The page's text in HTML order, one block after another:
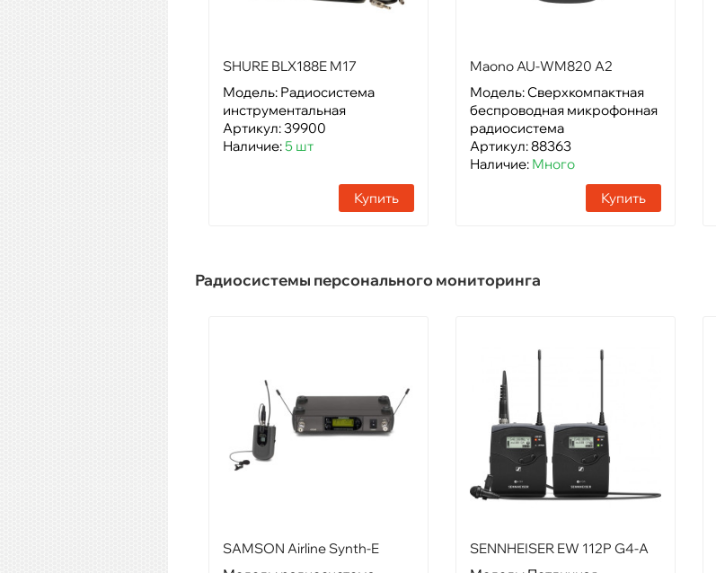
SHURE BLX188E M17
Модель: Радиосистема
инструментальная
Артикул: 39900
Наличие:5 шт
Купить
Maono AU-WM820 A2
Модель: Сверхкомпактная
беспроводная микрофонная
радиосистема
Артикул: 88363
Наличие: Много
Купить
Радиосистемы персонального мониторинга
SAMSON Airline Synth-E
SENNHEISER EW 112P G4-A